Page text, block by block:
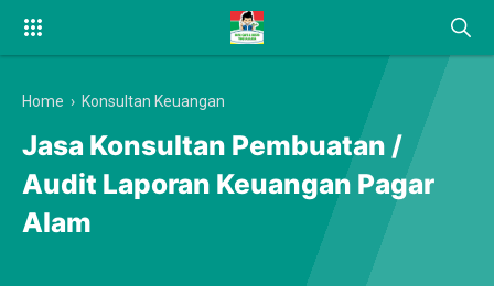
Home › Konsultan Keuangan
Jasa Konsultan Pembuatan /
Audit Laporan Keuangan Pagar
Alam